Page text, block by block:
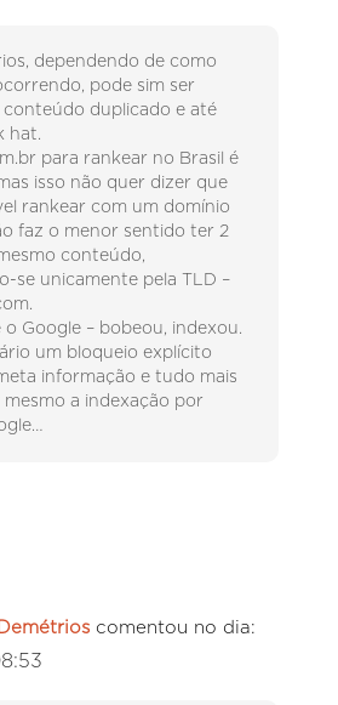
dependendo de como
pode sim ser
conteúdo duplicado e até
hat.
para rankear no Brasil é
isso não quer dizer que
rankear com um domínio
faz o menor sentido ter 2
conteúdo,
se unicamente pela TLD –
o Google – bobeou, indexou.
um bloqueio explícito
informação e tudo mais
mesmo a indexação por
comentou no dia: